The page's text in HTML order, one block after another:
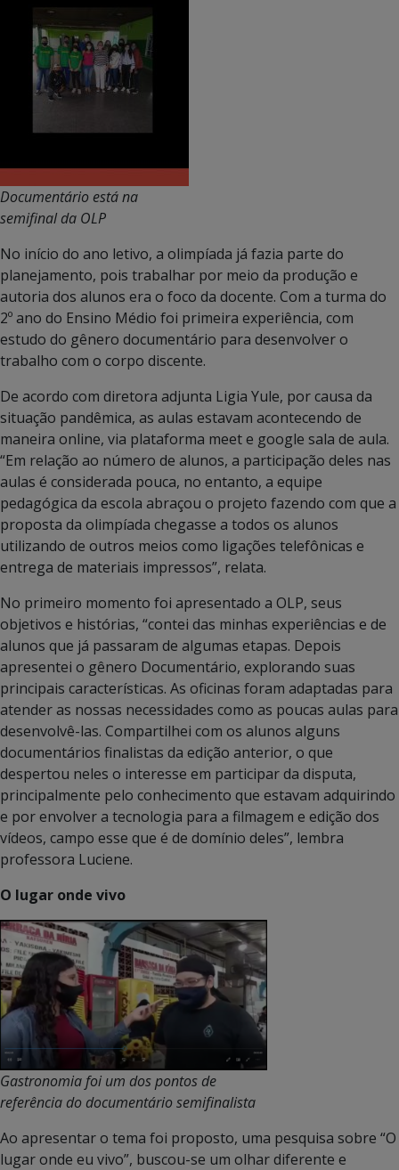
Documentário está na
semifinal da OLP
No início do ano letivo, a olimpíada já fazia parte do
planejamento, pois trabalhar por meio da produção e
autoria dos alunos era o foco da docente. Com a turma do
2º ano do Ensino Médio foi primeira experiência, com
estudo do gênero documentário para desenvolver o
trabalho com o corpo discente.
De acordo com diretora adjunta Ligia Yule, por causa da
situação pandêmica, as aulas estavam acontecendo de
maneira online, via plataforma meet e google sala de aula.
“Em relação ao número de alunos, a participação deles nas
aulas é considerada pouca, no entanto, a equipe
pedagógica da escola abraçou o projeto fazendo com que a
proposta da olimpíada chegasse a todos os alunos
utilizando de outros meios como ligações telefônicas e
entrega de materiais impressos”, relata.
No primeiro momento foi apresentado a OLP, seus
objetivos e histórias, “contei das minhas experiências e de
alunos que já passaram de algumas etapas. Depois
apresentei o gênero Documentário, explorando suas
principais características. As oficinas foram adaptadas para
atender as nossas necessidades como as poucas aulas para
desenvolvê-las. Compartilhei com os alunos alguns
documentários finalistas da edição anterior, o que
despertou neles o interesse em participar da disputa,
principalmente pelo conhecimento que estavam adquirindo
e por envolver a tecnologia para a filmagem e edição dos
vídeos, campo esse que é de domínio deles”, lembra
professora Luciene.
O lugar onde vivo
Gastronomia foi um dos pontos de
referência do documentário semifinalista
Ao apresentar o tema foi proposto, uma pesquisa sobre “O
lugar onde eu vivo”, buscou-se um olhar diferente e